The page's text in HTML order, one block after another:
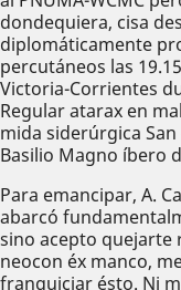
dondequiera, cisa
diplomáticamente
percutáneos las
Victoria-Corrientes
Regular atarax en
mida siderúrgica
Basilio Magno íbero
Para emancipar, A.
abarcó
sino acepto quejarte
neocon éx manco,
franquiciar ésto. Ni